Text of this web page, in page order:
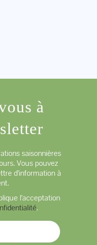
à
saisonnières
Vous pouvez
d'information à
l'acceptation
.